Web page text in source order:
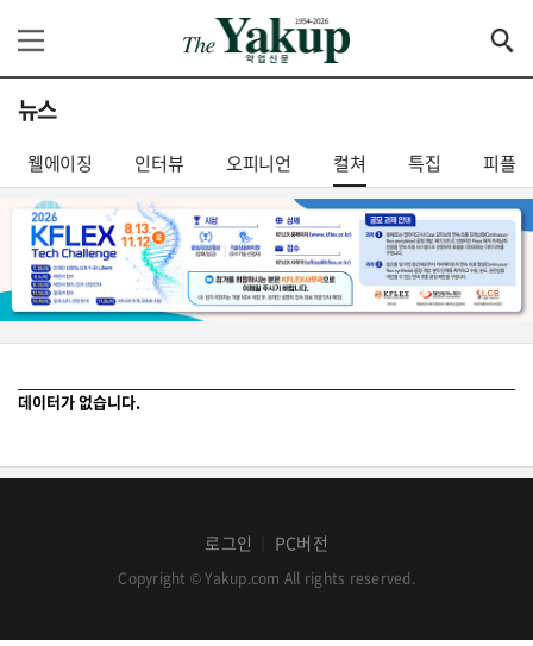
뉴스
웰에이징 인터뷰 오피니언 컬쳐 특집 피플
데이터가 없습니다.
로그인 PC버전
Copyright © Yakup.com All rights reserved.